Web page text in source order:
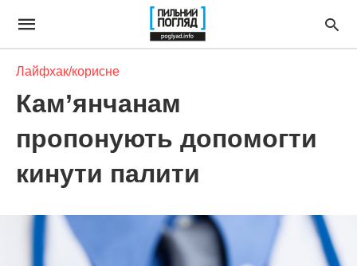
Лайфхак/корисне
Кам’янчанам
пропонують допомогти
кинути палити